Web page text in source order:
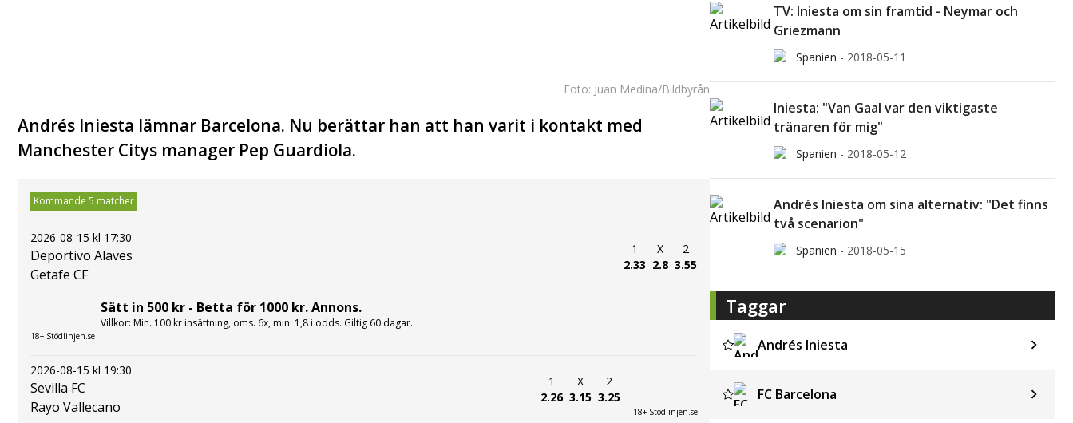
Foto: Juan Medina/Bildbyrån
Andrés Iniesta lämnar Barcelona. Nu berättar han att han varit i kontakt med
Manchester Citys manager Pep Guardiola.
Kommande 5 matcher
2026-08-15 kl 17:30
Deportivo Alaves
Getafe CF
1
2.33
X
2.8
2
3.55
18+ Stödlinjen.se
Sätt in 500 kr - Betta för 1000 kr. Annons.
Villkor: Min. 100 kr insättning, oms. 6x, min. 1,8 i odds. Giltig 60 dagar.
2026-08-15 kl 19:30
Sevilla FC
Rayo Vallecano
1
2.26
X
3.15
2
3.25
18+ Stödlinjen.se
TV: Iniesta om sin framtid - Neymar och
Griezmann
Spanien - 2018-05-11
Iniesta: "Van Gaal var den viktigaste
tränaren för mig"
Spanien - 2018-05-12
Andrés Iniesta om sina alternativ: "Det finns
två scenarion"
Spanien - 2018-05-15
Taggar
Andrés Iniesta
FC Barcelona